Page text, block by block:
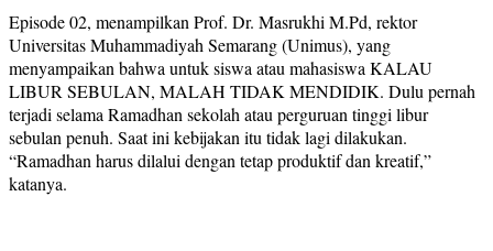
Episode 02, menampilkan Prof. Dr. Masrukhi M.Pd, rektor
Universitas Muhammadiyah Semarang (Unimus), yang
menyampaikan bahwa untuk siswa atau mahasiswa KALAU
LIBUR SEBULAN, MALAH TIDAK MENDIDIK. Dulu pernah
terjadi selama Ramadhan sekolah atau perguruan tinggi libur
sebulan penuh. Saat ini kebijakan itu tidak lagi dilakukan.
“Ramadhan harus dilalui dengan tetap produktif dan kreatif,”
katanya.